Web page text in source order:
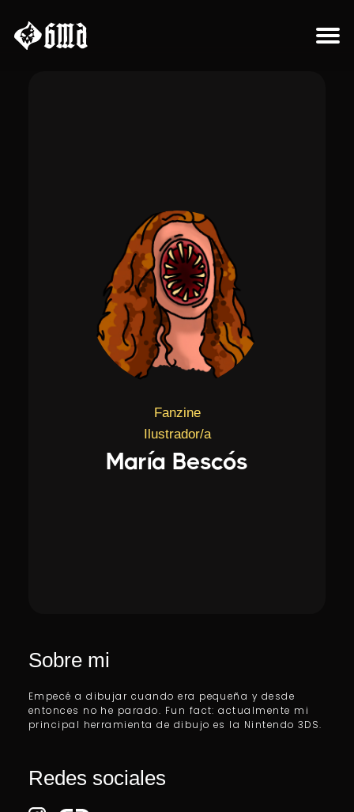
Fanzine
Ilustrador/a
María Bescós
Sobre mi
Empecé a dibujar cuando era pequeña y desde
entonces no he parado. Fun fact: actualmente mi
principal herramienta de dibujo es la Nintendo 3DS.
Redes sociales